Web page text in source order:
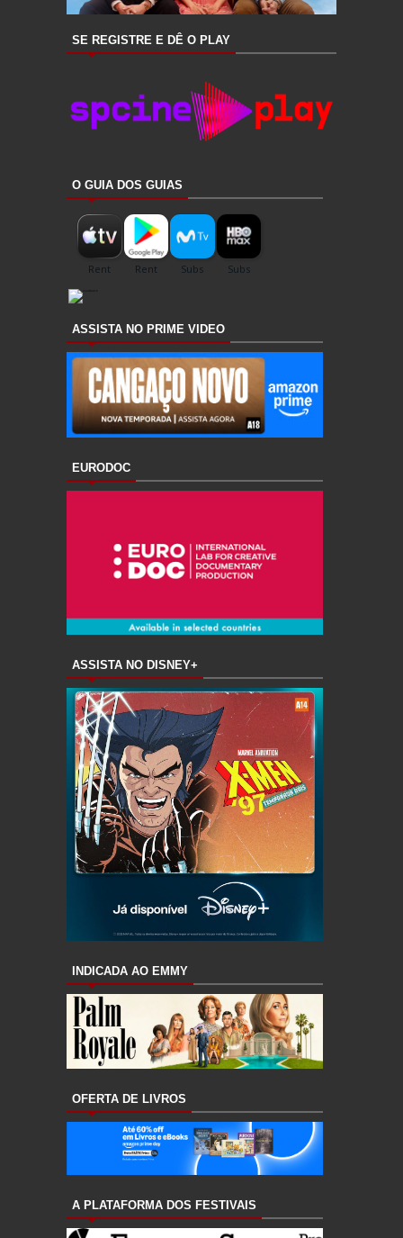
SE REGISTRE E DÊ O PLAY
O GUIA DOS GUIAS
ASSISTA NO PRIME VIDEO
EURODOC
ASSISTA NO DISNEY+
INDICADA AO EMMY
OFERTA DE LIVROS
A PLATAFORMA DOS FESTIVAIS